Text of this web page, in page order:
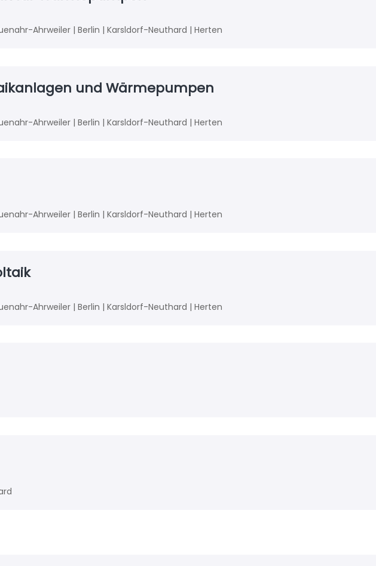
Ahrweiler | Berlin | Karsldorf-Neuthard | Herten
und Wärmepumpen
Ahrweiler | Berlin | Karsldorf-Neuthard | Herten
Ahrweiler | Berlin | Karsldorf-Neuthard | Herten
Ahrweiler | Berlin | Karsldorf-Neuthard | Herten